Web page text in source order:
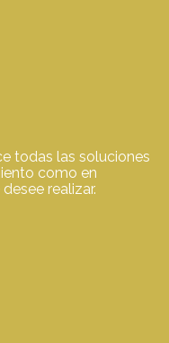
todas las soluciones
como en
realizar.